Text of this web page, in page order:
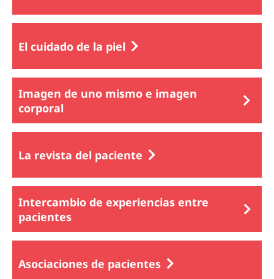
El cuidado de la piel
Imagen de uno mismo e imagen
corporal
La revista del paciente
Intercambio de experiencias entre
pacientes
Asociaciones de pacientes